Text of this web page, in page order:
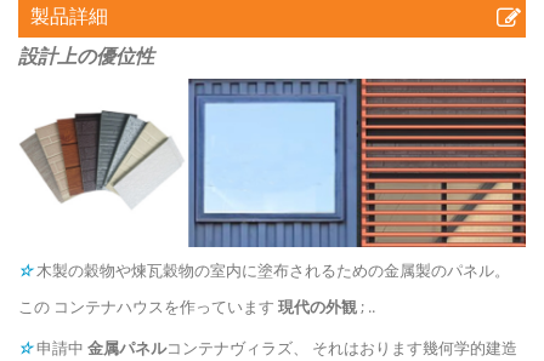
製品詳細
設計上の優位性
☆木製の穀物や煉瓦穀物の室内に塗布されるための金属製のパネル。
この コンテナハウスを作っています 現代の外観; ..
☆申請中 金属パネルコンテナヴィラズ、 それはおります幾何学的建造